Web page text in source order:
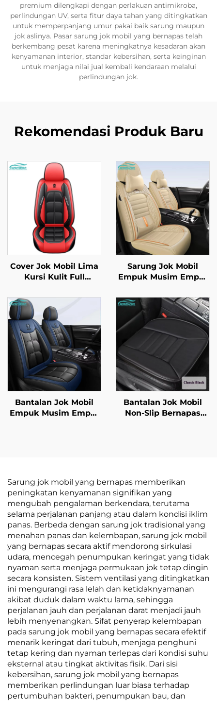
premium dilengkapi dengan perlakuan antimikroba,
perlindungan UV, serta fitur daya tahan yang ditingkatkan
untuk memperpanjang umur pakai baik sarung maupun
jok aslinya. Pasar sarung jok mobil yang bernapas telah
berkembang pesat karena meningkatnya kesadaran akan
kenyamanan interior, standar kebersihan, serta keinginan
untuk menjaga nilai jual kembali kendaraan melalui
perlindungan jok.
Rekomendasi Produk Baru
Cover Jok Mobil Lima
Kursi Kulit Full
Musim Universal
Tahan Aus Tahan
Kotor Bernapas
Sarung Jok Mobil
Empuk Musim Empat
Sutra Es Tahan
Ledakan Bagian
Depan Berbahan Kulit
Bantalan Jok Mobil
Empuk Musim Empat
Bantalan Jok Mobil
Non-Slip Bernapas
Sarung jok mobil yang bernapas memberikan
peningkatan kenyamanan signifikan yang
mengubah pengalaman berkendara, terutama
selama perjalanan panjang atau dalam kondisi iklim
panas. Berbeda dengan sarung jok tradisional yang
menahan panas dan kelembapan, sarung jok mobil
yang bernapas secara aktif mendorong sirkulasi
udara, mencegah penumpukan keringat yang tidak
nyaman serta menjaga permukaan jok tetap dingin
secara konsisten. Sistem ventilasi yang ditingkatkan
ini mengurangi rasa lelah dan ketidaknyamanan
akibat duduk dalam waktu lama, sehingga
perjalanan jauh dan perjalanan darat menjadi jauh
lebih menyenangkan. Sifat penyerap kelembapan
pada sarung jok mobil yang bernapas secara efektif
menarik keringat dari tubuh, menjaga penghuni
tetap kering dan nyaman terlepas dari kondisi suhu
eksternal atau tingkat aktivitas fisik. Dari sisi
kebersihan, sarung jok mobil yang bernapas
memberikan perlindungan luar biasa terhadap
pertumbuhan bakteri, penumpukan bau, dan